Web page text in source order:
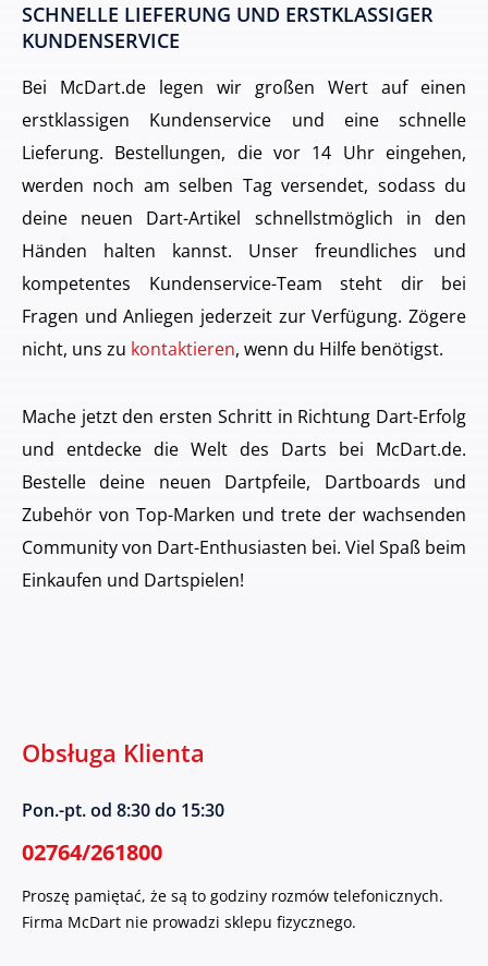
SCHNELLE LIEFERUNG UND ERSTKLASSIGER
KUNDENSERVICE
Bei McDart.de legen wir großen Wert auf einen
erstklassigen Kundenservice und eine schnelle
Lieferung. Bestellungen, die vor 14 Uhr eingehen,
werden noch am selben Tag versendet, sodass du
deine neuen Dart-Artikel schnellstmöglich in den
Händen halten kannst. Unser freundliches und
kompetentes Kundenservice-Team steht dir bei
Fragen und Anliegen jederzeit zur Verfügung. Zögere
nicht, uns zu kontaktieren, wenn du Hilfe benötigst.
Mache jetzt den ersten Schritt in Richtung Dart-Erfolg
und entdecke die Welt des Darts bei McDart.de.
Bestelle deine neuen Dartpfeile, Dartboards und
Zubehör von Top-Marken und trete der wachsenden
Community von Dart-Enthusiasten bei. Viel Spaß beim
Einkaufen und Dartspielen!
Obsługa Klienta
Pon.-pt. od 8:30 do 15:30
02764/261800
Proszę pamiętać, że są to godziny rozmów telefonicznych.
Firma McDart nie prowadzi sklepu fizycznego.